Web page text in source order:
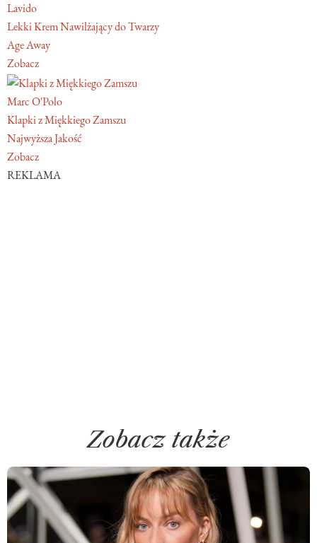
Lavido
Lekki Krem Nawilżający do Twarzy
Age Away
Zobacz
Marc O'Polo
Klapki z Miękkiego Zamszu
Najwyższa Jakość
Zobacz
REKLAMA
Zobacz także